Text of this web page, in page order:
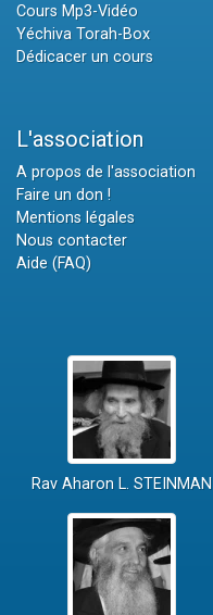
Cours Mp3-Vidéo
Yéchiva Torah-Box
Dédicacer un cours
L'association
A propos de l'association
Faire un don !
Mentions légales
Nous contacter
Aide (FAQ)
Rav Aharon L. STEINMAN